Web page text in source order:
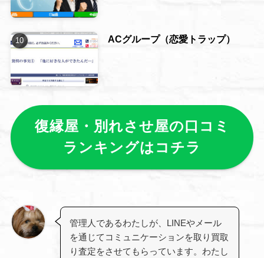
ACグループ（恋愛トラップ）
復縁屋・別れさせ屋の口コミ
ランキングはコチラ
管理人であるわたしが、LINEやメール
を通じてコミュニケーションを取り買取
り査定をさせてもらっています。わたし